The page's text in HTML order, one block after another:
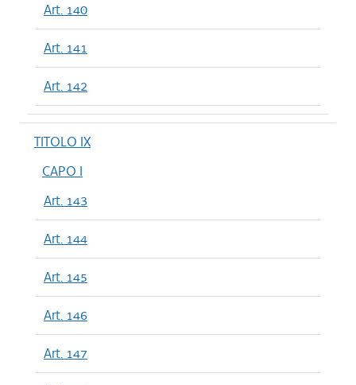
Art. 140
Art. 141
Art. 142
TITOLO IX
CAPO I
Art. 143
Art. 144
Art. 145
Art. 146
Art. 147